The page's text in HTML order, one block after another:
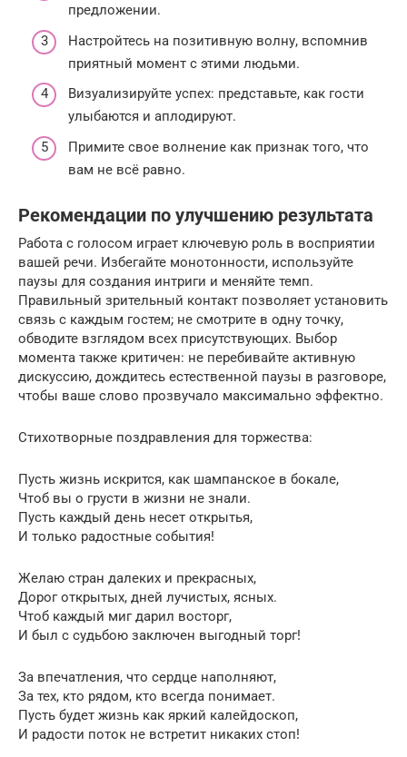
предложении.
Настройтесь на позитивную волну, вспомнив
приятный момент с этими людьми.
Визуализируйте успех: представьте, как гости
улыбаются и аплодируют.
Примите свое волнение как признак того, что
вам не всё равно.
Рекомендации по улучшению результата
Работа с голосом играет ключевую роль в восприятии
вашей речи. Избегайте монотонности, используйте
паузы для создания интриги и меняйте темп.
Правильный зрительный контакт позволяет установить
связь с каждым гостем; не смотрите в одну точку,
обводите взглядом всех присутствующих. Выбор
момента также критичен: не перебивайте активную
дискуссию, дождитесь естественной паузы в разговоре,
чтобы ваше слово прозвучало максимально эффектно.
Стихотворные поздравления для торжества:
Пусть жизнь искрится, как шампанское в бокале,
Чтоб вы о грусти в жизни не знали.
Пусть каждый день несет открытья,
И только радостные события!
Желаю стран далеких и прекрасных,
Дорог открытых, дней лучистых, ясных.
Чтоб каждый миг дарил восторг,
И был с судьбою заключен выгодный торг!
За впечатления, что сердце наполняют,
За тех, кто рядом, кто всегда понимает.
Пусть будет жизнь как яркий калейдоскоп,
И радости поток не встретит никаких стоп!